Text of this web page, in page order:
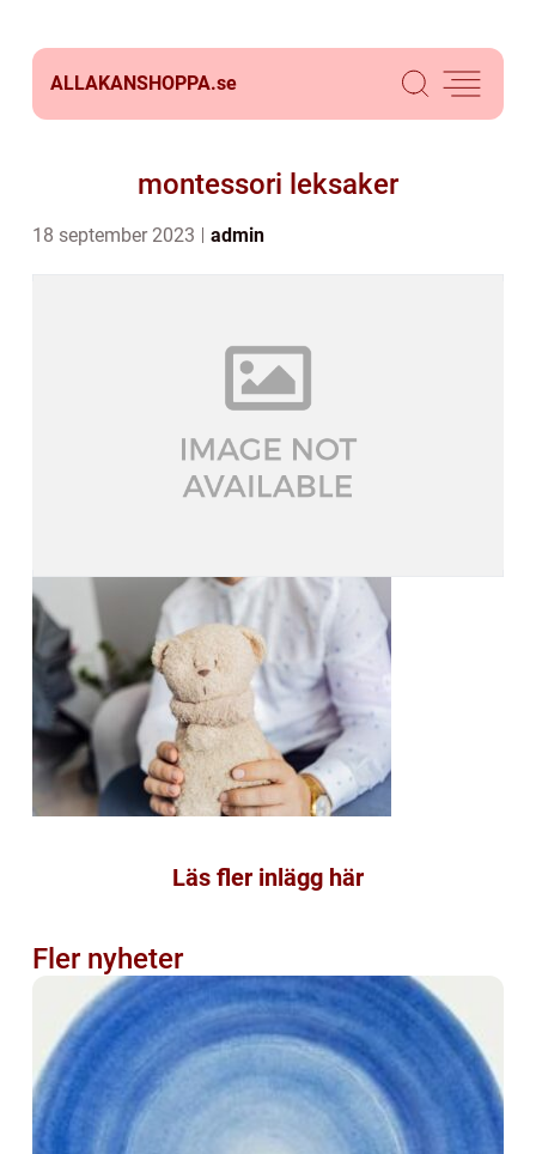
ALLAKANSHOPPA.se
montessori leksaker
18 september 2023 admin
Läs fler inlägg här
Fler nyheter